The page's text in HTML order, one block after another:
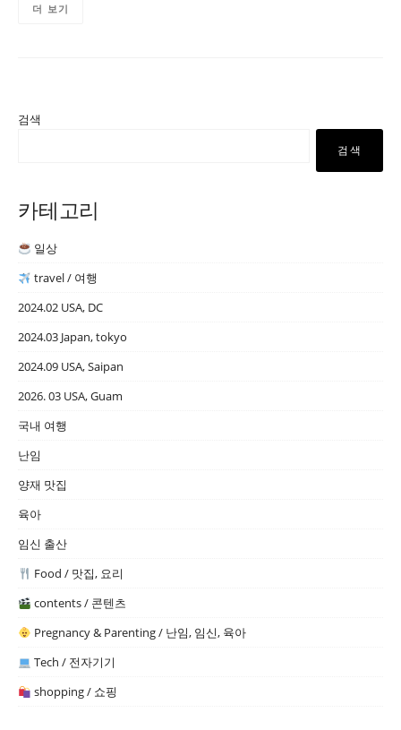
더 보기
검색
검색
카테고리
일상
travel / 여행
2024.02 USA, DC
2024.03 Japan, tokyo
2024.09 USA, Saipan
2026. 03 USA, Guam
국내 여행
난임
양재 맛집
육아
임신 출산
Food / 맛집, 요리
contents / 콘텐츠
Pregnancy & Parenting / 난임, 임신, 육아
Tech / 전자기기
shopping / 쇼핑